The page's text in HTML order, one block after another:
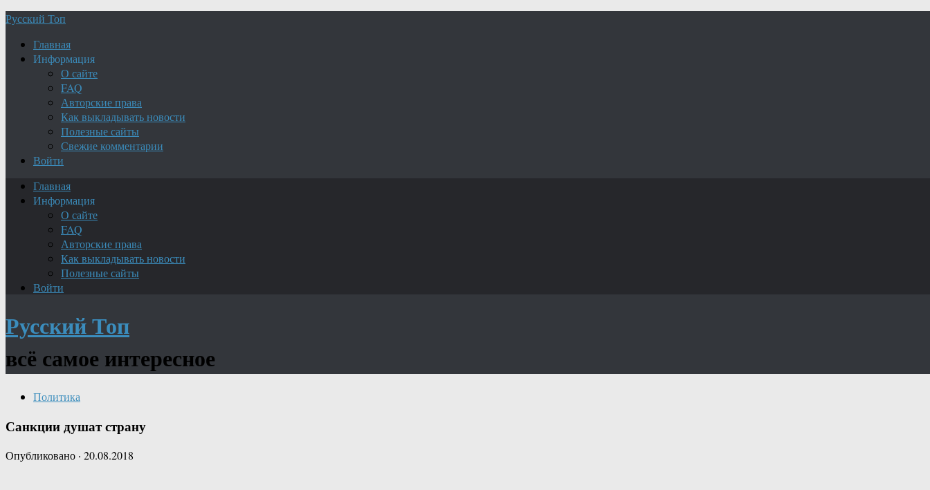
Русский Топ
Главная
Информация
О сайте
FAQ
Авторские права
Как выкладывать новости
Полезные сайты
Свежие комментарии
Войти
Главная
Информация
О сайте
FAQ
Авторские права
Как выкладывать новости
Полезные сайты
Войти
Русский Топ
всё самое интересное
Политика
Санкции душат страну
Опубликовано · 20.08.2018